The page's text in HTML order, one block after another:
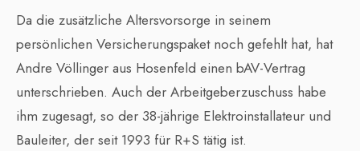
Da die zusätzliche Altersvorsorge in seinem
persönlichen Versicherungspaket noch gefehlt hat, hat
Andre Völlinger aus Hosenfeld einen bAV-Vertrag
unterschrieben. Auch der Arbeitgeberzuschuss habe
ihm zugesagt, so der 38-jährige Elektroinstallateur und
Bauleiter, der seit 1993 für R+S tätig ist.